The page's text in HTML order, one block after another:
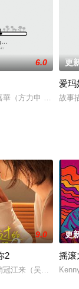
着远大理想的剧作
6.0
華（方力申 飾）是
更
爱玛
故事
the film G
9.0
2
冠江来（吴翊歌 饰）
更
摇滚